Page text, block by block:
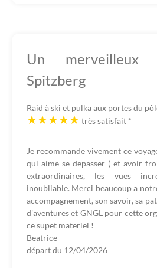
Un merveilleux
Spitzberg
Raid à ski et pulka aux portes du
très satisfait *
Je recommande vivement ce
qui aime se depasser ( et avoir
extraordinaires, les vues
inoubliable. Merci beaucoup a
accompagnement, son savoir, sa
d'aventures et GNGL pour cette
ce supet materiel !
Beatrice
départ du 12/04/2026